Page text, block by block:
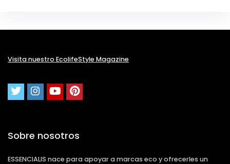
Visita nuestro EcolifeStyle Magazine
Sobre nosotros
ESSENCIALIS nace para apoyar a marcas eco y ofrecerles un